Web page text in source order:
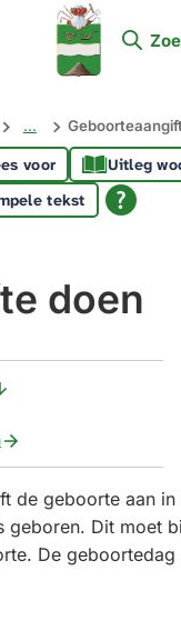
Mijn
Soest
...
voor
Uitleg
tekst
doen
de geboorte aan
geboren. Dit moet
De